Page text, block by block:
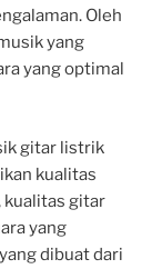
Oleh
yang
yang optimal
gitar listrik
kualitas
kualitas gitar
yang
dibuat dari